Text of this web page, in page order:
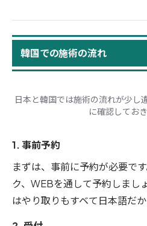
韓国での施術の流れ
日本と韓国では施術の流れが少し
に確認してお
1. 事前予約
まずは、事前に予約が必要で
ク、WEBを通して予約しまし
はやり取りもすベて日本語だ